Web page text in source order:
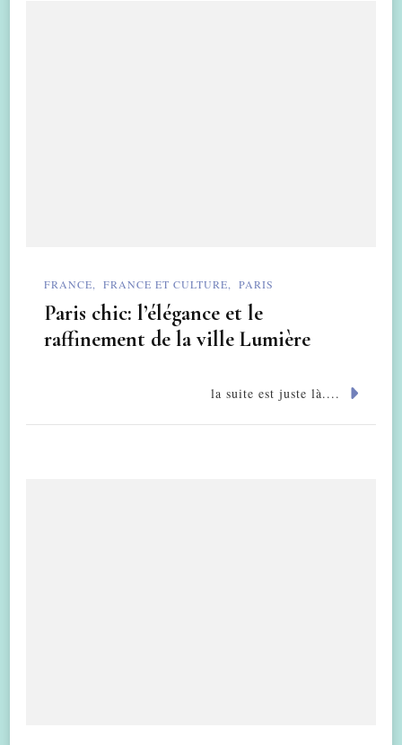
FRANCE FRANCE ET CULTURE PARIS
Paris chic: l’élégance et le
raffinement de la ville Lumière
la suite est juste là....